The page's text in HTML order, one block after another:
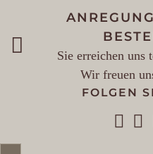
Sie erreichen uns
Wir freuen
FOLGEN